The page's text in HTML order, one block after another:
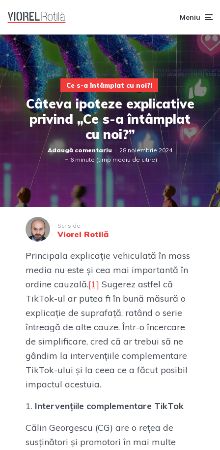
Meniu
Ce s-a întâmplat cu noi?!
Câteva ipoteze explicative
privind „Ce s-a întâmplat
cu noi?”
Adaugă comentariu
28 noiembrie 2024
6 minute (timp mediu de citire)
Scris de
Viorel Rotilă
Principala explicație vehiculată în mass
media nu este și cea mai importantă în
ordine cauzală.[1] Sugerez astfel că
TikTok-ul ar putea fi în bună măsură o
explicație de suprafață, ratând o serie
întreagă de alte cauze. Într-o încercare
de simplificare, cred că ar trebui să ne
gândim la intervențiile complementare
TikTok-ului și la ceea ce a făcut posibil
impactul acestuia.
Intervențiile complementare TikTok
Călin Georgescu (CG) are o rețea de
susținători și promotori în mai multe